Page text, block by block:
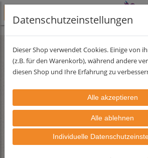
Lehmfarben Lehmfarbserie Forte
Datenschutzeinstellungen
Dieser Shop verwendet Cookies. Einige von
(z.B. für den Warenkorb), während andere
diesen Shop und Ihre Erfahrung zu
Individuelle